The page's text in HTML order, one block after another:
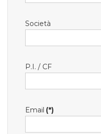
Società
P.I. / CF
Email (*)